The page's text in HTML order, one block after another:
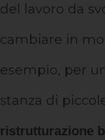
del lavoro da
cambiare in
esempio, per
stanza di
ristrutturazione